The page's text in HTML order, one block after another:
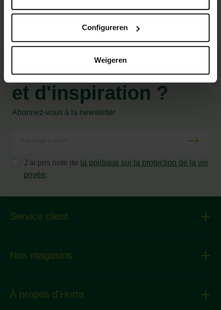
Configureren
Weigeren
Besoin de conseils
et d'inspiration ?
Abonnez-vous à la newsletter
J'ai pris note de la politique sur la protection de la vie
privée.
Service client
Nos magasins
À propos d'Horta